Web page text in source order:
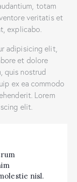
totam
veritatis et
explicabo.
adipisicing elit,
et dolore
quis nostrud
ex ea commodo
Lorem
elit.
nisl.